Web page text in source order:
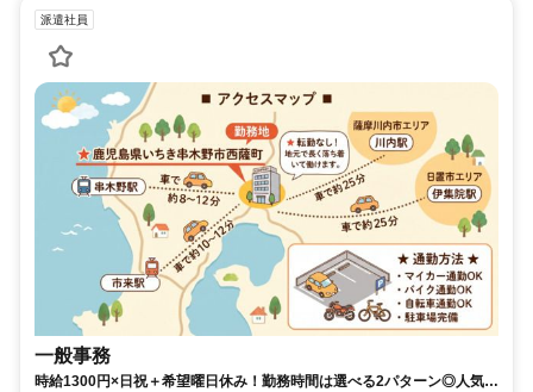
派遣社員
一般事務
時給1300円×日祝＋希望曜日休み！勤務時間は選べる2パターン◎人気の